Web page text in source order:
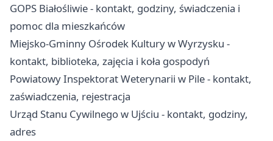
GOPS Białośliwie - kontakt, godziny, świadczenia i
pomoc dla mieszkańców
Miejsko-Gminny Ośrodek Kultury w Wyrzysku -
kontakt, biblioteka, zajęcia i koła gospodyń
Powiatowy Inspektorat Weterynarii w Pile - kontakt,
zaświadczenia, rejestracja
Urząd Stanu Cywilnego w Ujściu - kontakt, godziny,
adres